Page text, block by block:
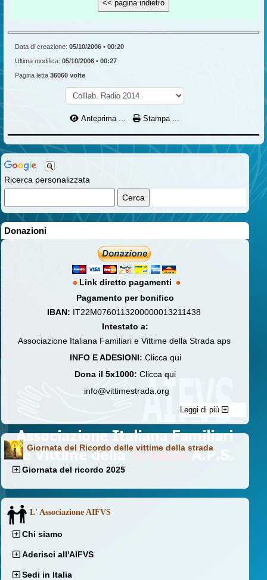
Ricerca personalizzata
Donazioni
Link diretto pagamenti
Pagamento per bonifico
IBAN: IT22M0760113200000013211438
Intestato a:
Associazione Italiana Familiari e Vittime della Strada aps
INFO E ADESIONI: Clicca qui
Dona il 5x1000: Clicca qui
info@vittimestrada.org
Leggi di più
Giornata del Ricordo delle vittime della strada
Giornata del ricordo 2025
L' Associazione AIFVS
Chi siamo
Aderisci all'AIFVS
Sedi in Italia
Data di creazione: 05/10/2006 • 00:20
Ultima modifica: 05/10/2006 • 00:27
Pagina letta 36060 volte
Anteprima ... Stampa ...